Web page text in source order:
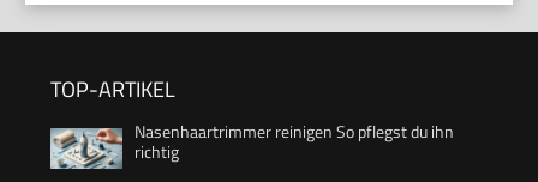
TOP-ARTIKEL
Nasenhaartrimmer reinigen So pflegst du ihn
richtig